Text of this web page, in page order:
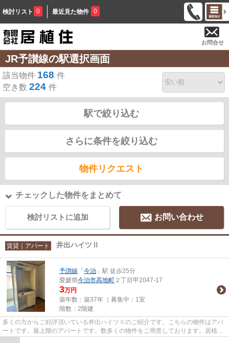
検討リスト 0 最近見た物件 0
お問合せ
JR予讃線の駅選択画面
該当物件 168 件
空き数 224 件
駅で絞り込む
さらに条件を絞り込む
物件リクエスト
チェックした物件をまとめて
検討リストに追加 お問い合わせ
賃貸｜アパート 井出ハイツⅡ
予讃線 「 今治 」駅 徒歩25分
愛媛県今治市高地町 ２丁目甲2047-17
3万円
築年数：築37年 ｜募集中： 1室
階数：2階建
多くの方からご好評頂いている井出ハイツⅡのご紹介です。こちらの物件はアパ
ートです。最上階のアパートです。数多くの物件をご用意しております。居植住